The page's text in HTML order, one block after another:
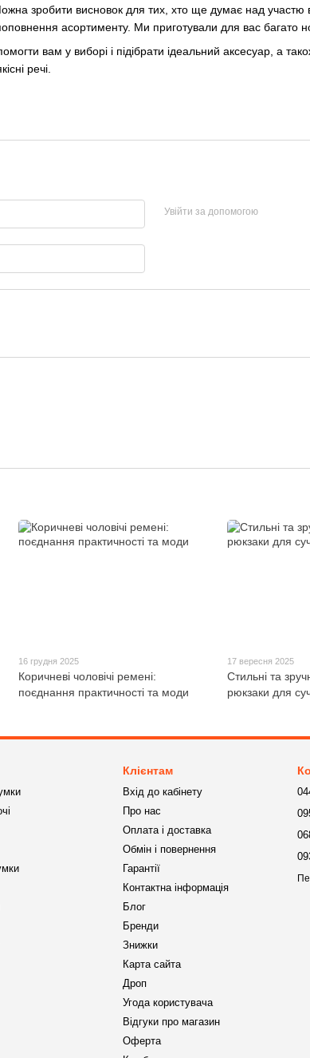
зробити висновок для тих, хто ще думає над
асортименту. Ми приготували для вас багато
вам у виборі і підібрати ідеальний аксесуар, а
речі.
Увійти за допомогою
16 грудня 2025
Коричневі чоловічі ремені:
поєднання практичності та моди
17 вересня 2025
Стильні та
рюкзаки для
Клієнтам
Вхід до кабінету
Про нас
Оплата і доставка
Обмін і повернення
Гарантії
Контактна інформація
Блог
Бренди
Знижки
Карта сайта
Дроп
Угода користувача
Відгуки про магазин
Оферта